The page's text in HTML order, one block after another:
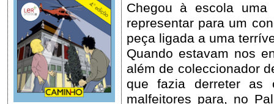
Chegou à escola
representar para um
peça ligada a uma
Quando estavam nos
além de coleccionador
que fazia derreter as
malfeitores para, no